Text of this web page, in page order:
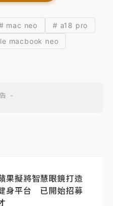
mac neo
# a18 pro
macbook neo
果擬將智慧眼鏡打造
身平台 已開始招募